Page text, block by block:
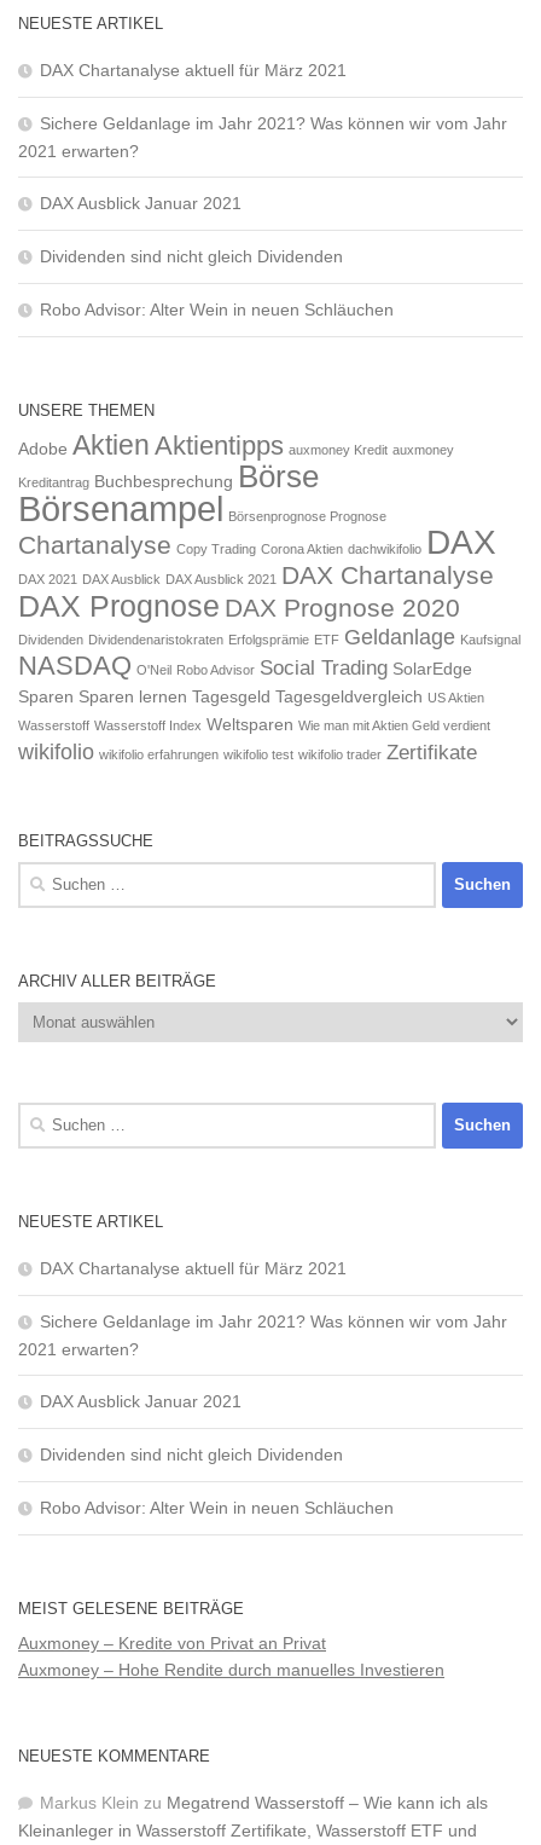
NEUESTE ARTIKEL
DAX Chartanalyse aktuell für März 2021
Sichere Geldanlage im Jahr 2021? Was können wir vom Jahr
2021 erwarten?
DAX Ausblick Januar 2021
Dividenden sind nicht gleich Dividenden
Robo Advisor: Alter Wein in neuen Schläuchen
UNSERE THEMEN
Adobe Aktien Aktientipps auxmoney Kredit auxmoney
Kreditantrag Buchbesprechung Börse
Börsenampel Börsenprognose Prognose
Chartanalyse Copy Trading Corona Aktien dachwikifolio DAX
DAX 2021 DAX Ausblick DAX Ausblick 2021 DAX Chartanalyse
DAX Prognose DAX Prognose 2020
Dividenden Dividendenaristokraten Erfolgsprämie ETF Geldanlage Kaufsignal
NASDAQ O'Neil Robo Advisor Social Trading SolarEdge
Sparen Sparen lernen Tagesgeld Tagesgeldvergleich US Aktien
Wasserstoff Wasserstoff Index Weltsparen Wie man mit Aktien Geld verdient
wikifolio wikifolio erfahrungen wikifolio test wikifolio trader Zertifikate
BEITRAGSSUCHE
Suchen
ARCHIV ALLER BEITRÄGE
Archiv
aller
Suchen
NEUESTE ARTIKEL
DAX Chartanalyse aktuell für März 2021
Sichere Geldanlage im Jahr 2021? Was können wir vom Jahr
2021 erwarten?
DAX Ausblick Januar 2021
Dividenden sind nicht gleich Dividenden
Robo Advisor: Alter Wein in neuen Schläuchen
MEIST GELESENE BEITRÄGE
Auxmoney – Kredite von Privat an Privat
Auxmoney – Hohe Rendite durch manuelles Investieren
NEUESTE KOMMENTARE
Markus Klein zu Megatrend Wasserstoff – Wie kann ich als
Kleinanleger in Wasserstoff Zertifikate, Wasserstoff ETF und